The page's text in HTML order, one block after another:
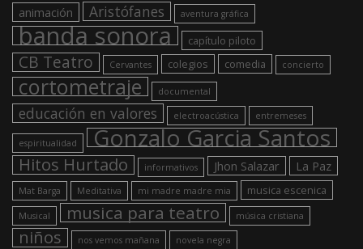
animación Aristófanes aventura gráfica
banda sonora capítulo piloto
CB Teatro Cervantes colegios comedia concierto
cortometraje documental
educación en valores electroacústica entremeses
espiritualidad Gonzalo Garcia Santos
Hitos Hurtado informativos Jhon Salazar La Paz
Mat Barga Meditativa mi madre madre mia musica escenica
Musical musica para teatro música cristiana
niños nos vemos mañana novela negra